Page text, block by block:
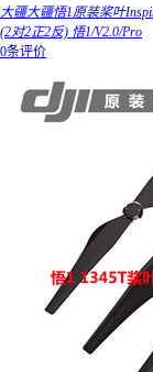
大疆大疆悟1原装桨叶
(2对2正2反) 悟1/V2.0/Pro
0条评价